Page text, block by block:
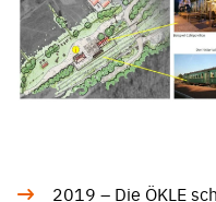
2019 – Die ÖKLE